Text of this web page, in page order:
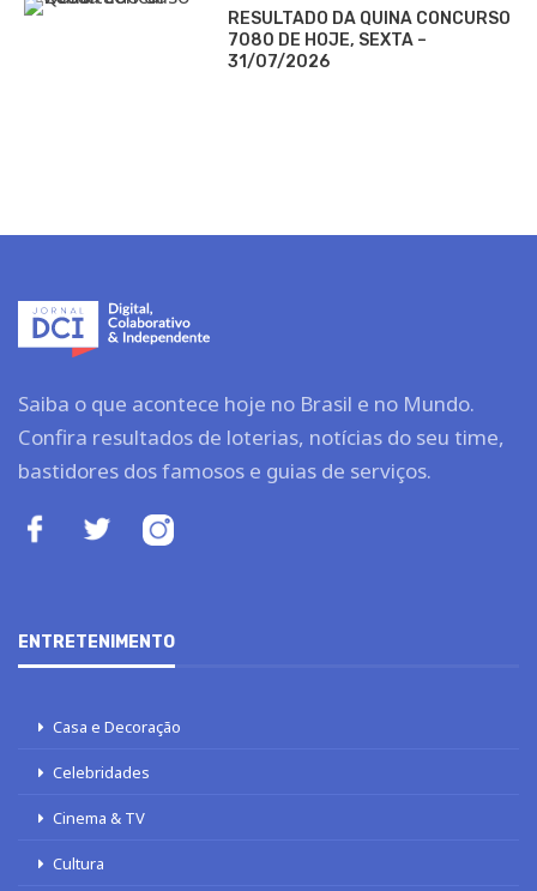
RESULTADO DA QUINA CONCURSO
7080 DE HOJE, SEXTA –
31/07/2026
Saiba o que acontece hoje no Brasil e no Mundo.
Confira resultados de loterias, notícias do seu time,
bastidores dos famosos e guias de serviços.
ENTRETENIMENTO
Casa e Decoração
Celebridades
Cinema & TV
Cultura